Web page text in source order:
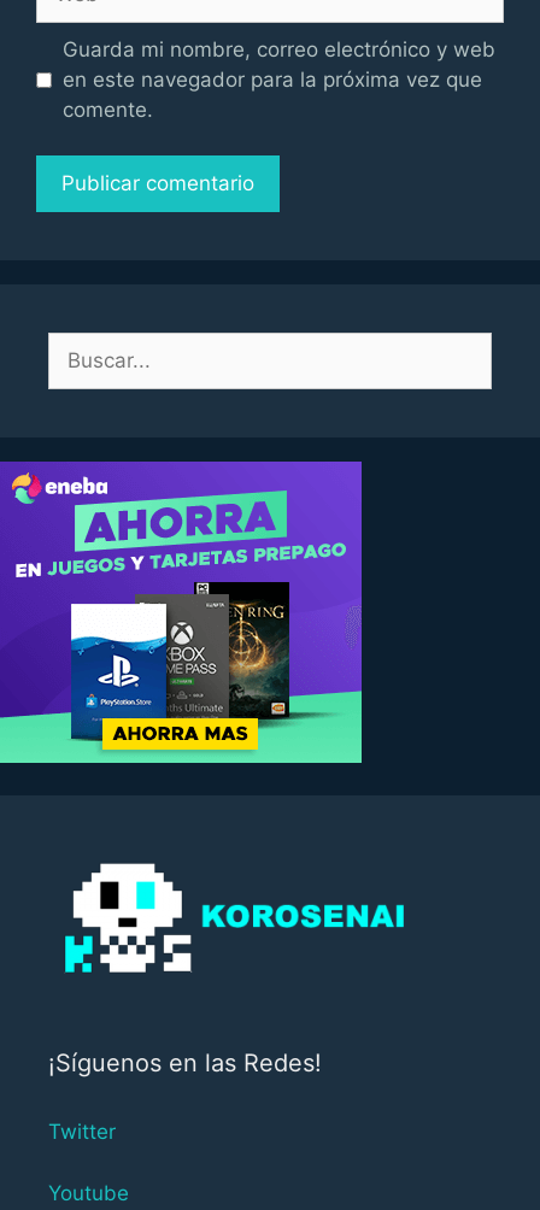
Guarda mi nombre, correo electrónico y web
en este navegador para la próxima vez que
comente.
Buscar:
¡Síguenos en las Redes!
Twitter
Youtube